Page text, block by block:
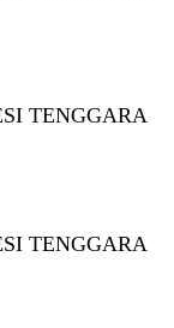
TENGGARA
TENGGARA